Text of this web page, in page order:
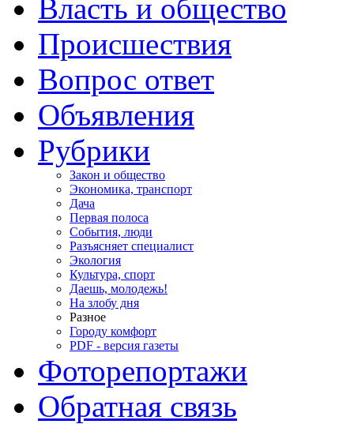
Власть и общество
Происшествия
Вопрос ответ
Объявления
Рубрики
Закон и общество
Экономика, транспорт
Дача
Первая полоса
События, люди
Разъясняет специалист
Экология
Культура, спорт
Даешь, молодежь!
На злобу дня
Разное
Городу комфорт
PDF - версия газеты
Фоторепортажи
Обратная связь